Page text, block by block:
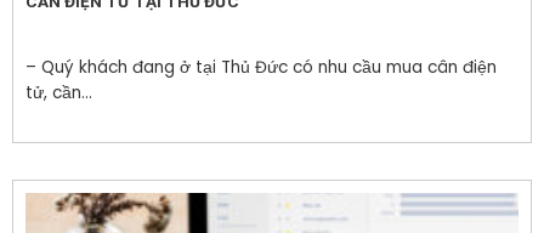
– Quý khách đang ở tại Thủ Đức có nhu cầu mua cân điện
tử, cần...